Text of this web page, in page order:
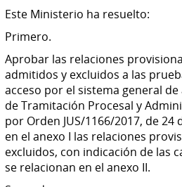
Este Ministerio ha resuelto:
Primero.
Aprobar las relaciones
admitidos y excluidos a las
acceso por el sistema general
de Tramitación Procesal y
por Orden JUS/1166/2017, de
en el anexo I las relaciones
excluidos, con indicación de las
se relacionan en el anexo II.